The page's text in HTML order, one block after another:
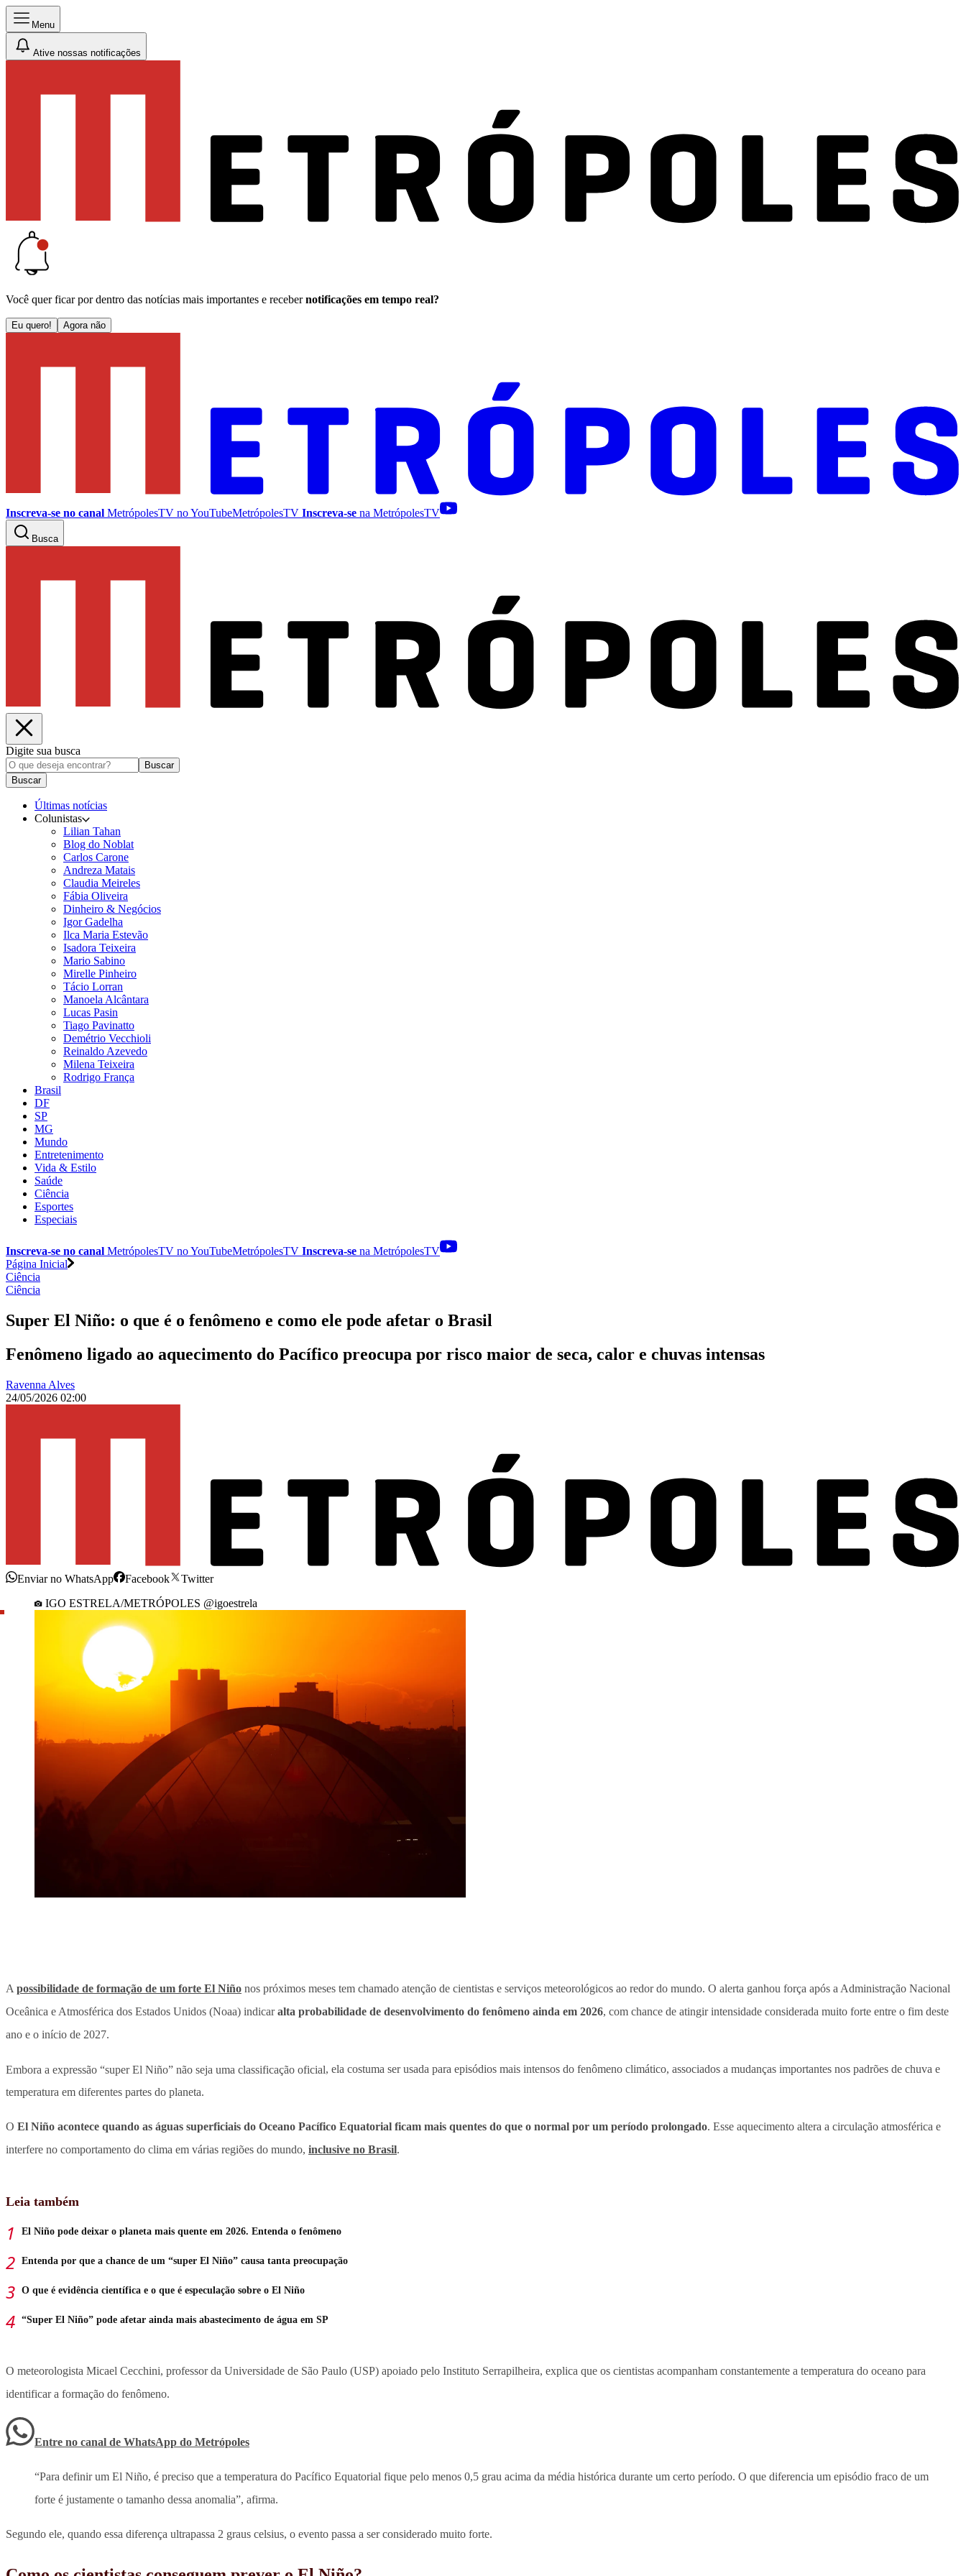
Menu
Ative nossas notificações
Você quer ficar por dentro das notícias mais importantes e receber notificações em tempo real?
Eu quero! Agora não
Inscreva-se no canal MetrópolesTV noYouTubeMetrópolesTV Inscreva-se na MetrópolesTV
Busca
Digite sua busca
Buscar
Buscar
Últimas notícias
Colunistas
Lilian Tahan
Blog do Noblat
Carlos Carone
Andreza Matais
Claudia Meireles
Fábia Oliveira
Dinheiro & Negócios
Igor Gadelha
Ilca Maria Estevão
Isadora Teixeira
Mario Sabino
Mirelle Pinheiro
Tácio Lorran
Manoela Alcântara
Lucas Pasin
Tiago Pavinatto
Demétrio Vecchioli
Reinaldo Azevedo
Milena Teixeira
Rodrigo França
Brasil
DF
SP
MG
Mundo
Entretenimento
Vida & Estilo
Saúde
Ciência
Esportes
Especiais
Inscreva-se no canal MetrópolesTV noYouTubeMetrópolesTV Inscreva-se na MetrópolesTV
Página Inicial
Ciência
Ciência
Super El Niño: o que é o fenômeno e como ele pode afetar o Brasil
Fenômeno ligado ao aquecimento do Pacífico preocupa por risco maior de seca, calor e chuvas intensas
Ravenna Alves
24/05/2026 02:00
Enviar no WhatsApp Facebook
Twitter
IGO ESTRELA/METRÓPOLES @igoestrela
A possibilidade de formação de um forte El Niño nos próximos meses tem chamado atenção de cientistas e serviços meteorológicos ao redor do mundo. O alerta ganhou força após a Administração Nacional
Oceânica e Atmosférica dos Estados Unidos (Noaa) indicaralta probabilidade de desenvolvimento do fenômeno ainda em 2026, com chance de atingir intensidade considerada muito forte entre o fim deste
ano e o início de 2027.
Embora a expressão “super El Niño” não seja uma classificação oficial, ela costuma ser usada para episódios mais intensos do fenômeno climático, associados a mudanças importantes nos padrões de chuva e
temperatura em diferentes partes do planeta.
O El Niño acontece quando as águas superficiais do Oceano Pacífico Equatorial ficam mais quentes do que o normal por um período prolongado. Esse aquecimento altera a circulação atmosférica e
interfere no comportamento do clima em várias regiões do mundo, inclusive no Brasil.
Leia também
El Niño pode deixar o planeta mais quente em 2026. Entenda o fenômeno
Entenda por que a chance de um “super El Niño” causa tanta preocupação
O que é evidência científica e o que é especulação sobre o El Niño
“Super El Niño” pode afetar ainda mais abastecimento de água em SP
O meteorologista Micael Cecchini, professor da Universidade de São Paulo (USP) apoiado pelo Instituto Serrapilheira, explica que os cientistas acompanham constantemente a temperatura do oceano para
identificar a formação do fenômeno.
Entre no canal de WhatsApp do Metrópoles
“Para definir um El Niño, é preciso que a temperatura do Pacífico Equatorial fique pelo menos 0,5 grau acima da média histórica durante um certo período. O que diferencia um episódio fraco de um
forte é justamente o tamanho dessa anomalia”, afirma.
Segundo ele, quando essa diferença ultrapassa 2 graus celsius, o evento passa a ser considerado muito forte.